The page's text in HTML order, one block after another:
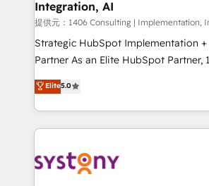
Our multicultural team works in
and English to design scalable
measurable growth. 🌎 Highlights: • 10+ years as a
HubSpot partner. • 2023 Impact
LATAM 2022, 2023, 2024, 2025. •
2024. • Organizer of Aliados.ai (AI,
faster, smarter, and with impact.
Integration, AI
提供元：1406 Consulting | Implementation,
Strategic HubSpot Implementation +
Partner As an Elite HubSpot Partner, 1406 Consulting
helps mid-market revenue teams
they sell, market, and serve. We
HubSpot—we teach your team to
to help you keep winning. What We Do ⚙️ CRM
Data & Content 📈 Sales & Marketing
Elite5.0